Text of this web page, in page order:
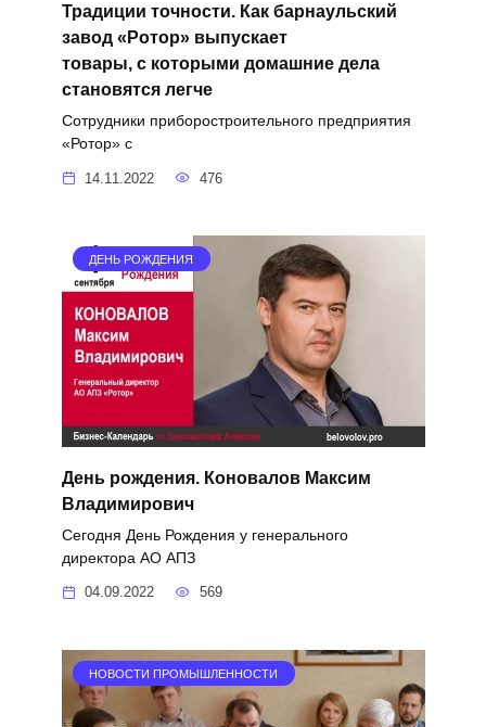
Традиции точности. Как барнаульский
завод «Ротор» выпускает
товары, с которыми домашние дела
становятся легче
Сотрудники приборостроительного предприятия
«Ротор» с
14.11.2022 476
ДЕНЬ РОЖДЕНИЯ
День рождения. Коновалов Максим
Владимирович
Сегодня День Рождения у генерального
директора АО АПЗ
04.09.2022 569
НОВОСТИ ПРОМЫШЛЕННОСТИ